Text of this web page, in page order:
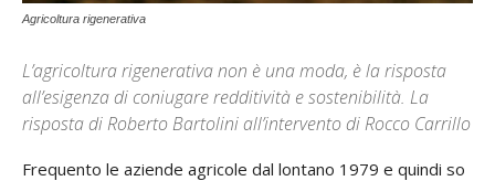
Agricoltura rigenerativa
L’agricoltura rigenerativa non è una moda, è la risposta
all’esigenza di coniugare redditività e sostenibilità. La
risposta di Roberto Bartolini all’intervento di Rocco Carrillo
Frequento le aziende agricole dal lontano 1979 e quindi so